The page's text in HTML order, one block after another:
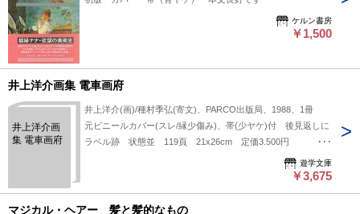
ケルン書房
￥1,500
井上洋介画集 電車画府
井上洋介画
集 電車画府
井上洋介(画)/種村季弘(寄文)、PARCO出版局、1988、1冊
元ビニールカバー(スレ/縁少傷み)、帯(少ヤケ)付 後見返しに
ラベル跡 状態並 119頁 21x26cm 定価3.500円
遊学文庫
￥3,675
マジカル・ヘアー 髪と髪的なもの